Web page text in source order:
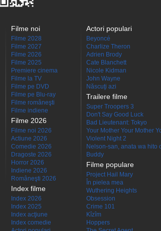
Filme noi
Filme 2028
Filme 2027
Filme 2026
Filme 2025
Premiere cinema
Filme la TV
Filme pe DVD
Filme pe Blu-ray
Filme româneşti
Filme indiene
Filme 2026
Filme noi 2026
Actiune 2026
Comedie 2026
Dragoste 2026
Horror 2026
Indiene 2026
Româneşti 2026
Index filme
Index 2026
Index 2025
Index acţiune
Index comedie
Actori populari
Beyoncé
Charlize Theron
Adrien Brody
Cate Blanchett
Nicole Kidman
John Wayne
Născuţi azi
Trailere filme
Super Troopers 3
Don't Say Good Luck
Bad Lieutenant: Tokyo
Your Mother Your Mother
Violent Night 2
Nelson-san, anata wa hito
Buddy
Filme populare
Project Hail Mary
În pielea mea
Wuthering Heights
Obsession
Crime 101
Kîzîm
Hoppers